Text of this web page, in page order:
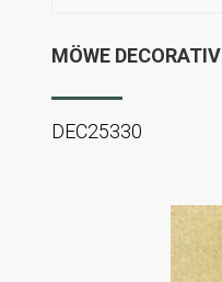
MÖWE DECORATIV
DEC25330